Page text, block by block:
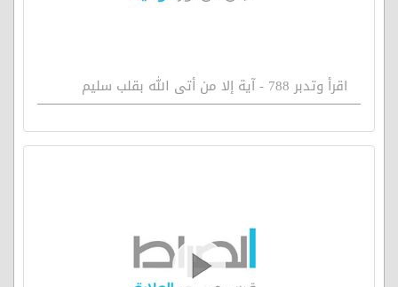
اقرأ وتدبر 788 - آية إلا من أتى الله بقلب سليم